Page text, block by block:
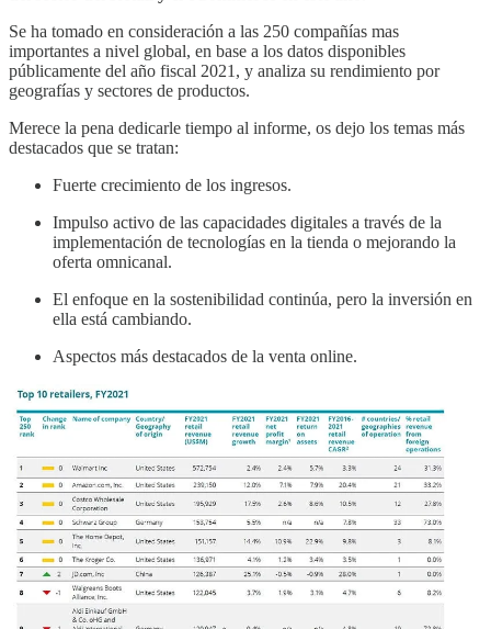
Se ha tomado en consideración a las 250 compañías mas
importantes a nivel global, en base a los datos disponibles
públicamente del año fiscal 2021, y analiza su rendimiento por
geografías y sectores de productos.
Merece la pena dedicarle tiempo al informe, os dejo los temas más
destacados que se tratan:
Fuerte crecimiento de los ingresos.
Impulso activo de las capacidades digitales a través de la
implementación de tecnologías en la tienda o mejorando la
oferta omnicanal.
El enfoque en la sostenibilidad continúa, pero la inversión en
ella está cambiando.
Aspectos más destacados de la venta online.